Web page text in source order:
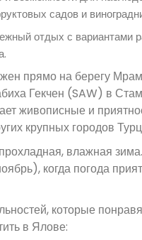
садов и
отдых с вариантами
прямо на берегу
Гекчен (SAW) в
живописные и
крупных городов
влажная
когда погода
которые
в Ялове: